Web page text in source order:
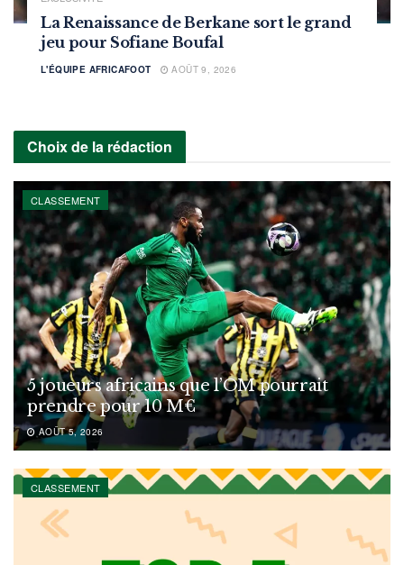
La Renaissance de Berkane sort le grand
jeu pour Sofiane Boufal
L'ÉQUIPE AFRICAFOOT AOÛT 9, 2026
Choix de la rédaction
CLASSEMENT
5 joueurs africains que l’OM pourrait
prendre pour 10 M€
AOÛT 5, 2026
CLASSEMENT